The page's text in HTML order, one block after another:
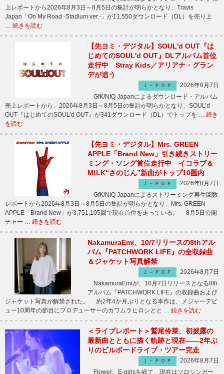
上レポートから2026年8月3日～8月5日の集計が明らかとなり、Travis
Japan「On My Road -Stadium ver.-」が11,550ダウンロード（DL）を売り上
… 続きを読む
【先ヨミ・デジタル】SOUL'd OUT『は
じめてのSOUL'd OUT』DLアルバム首位
走行中 Stray Kids／アリアナ・グラン
デが追う
Ｊ－ＰＯＰ
2026年8月7日
GfK/NIQ Japanによるダウンロード・アルバム
売上レポートから、2026年8月3日～8月5日の集計が明らかとなり、SOUL’d
OUT『はじめてのSOUL’d OUT』が341ダウンロード（DL）でトップを … 続き
を読む
【先ヨミ・デジタル】Mrs. GREEN
APPLE「Brand New」引き続きストリー
ミング・ソング首位走行中 イコラブ＆
M!LK“さのじん”新曲がトップ10圏内
Ｊ－ＰＯＰ
2026年8月7日
GfK/NIQ Japanによるストリーミング再生回数
レポートから2026年8月3日～8月5日の集計が明らかとなり、Mrs. GREEN
APPLE「Brand New」が3,751,105回で現在首位を走っている。 8月5日公開
チャー … 続きを読む
NakamuraEmi、10/7リリースの8thアル
バム『PATCHWORK LIFE』の全収録曲
＆ジャケット写真解禁
Ｊ－ＰＯＰ
2026年8月7日
NakamuraEmiが、10月7日リリースとなる8th
アルバム『PATCHWORK LIFE』の収録曲および
ジャケット写真が解禁された。 約2年4か月ぶりとなる本作は、メジャーデビ
ュー10周年の節目にプロデューサーのカワムラヒロシとと … 続きを読む
＜ライブレポート＞鷲尾伶菜、初披露の
最新曲とともに描く軌跡と現在――2年ぶ
りのビルボードライブ・ツアー完走
Ｊ－ＰＯＰ
2026年8月7日
Flower、E-girlsを経て、現在はソロシンガー